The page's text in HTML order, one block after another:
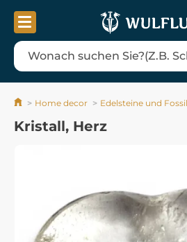
Home decor Edelsteine ​​und
Kristall, Herz